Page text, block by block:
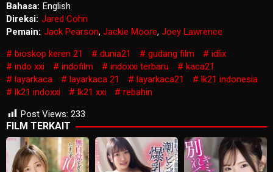
Bahasa: English
Direksi: Jared Cohn
Pemain: Jack Pearson, Jackie Moore, Joey Lawrence
bioskop keren 21
dunia21 gudang film
idlix
indo xxi
indofilm indoxxi terbaru
kaca21
layarkaca
layarkaca 21 layarkaca21
lk21 indonesia
lk21 indoxxi
lk21 xxi
rebahin
Post Views: 233
FILM TERKAIT